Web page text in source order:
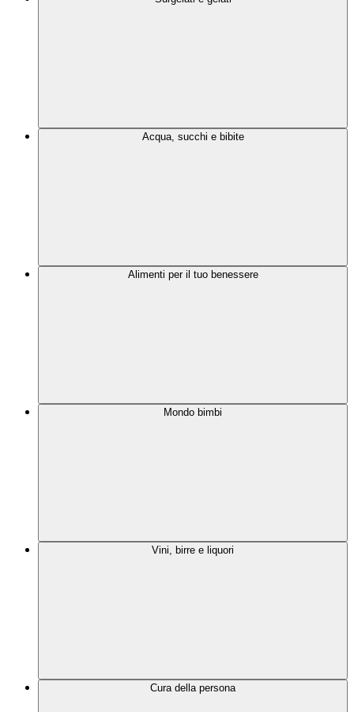
Acqua, succhi e bibite
Alimenti per il tuo benessere
Mondo bimbi
Vini, birre e liquori
Cura della persona